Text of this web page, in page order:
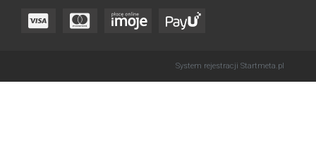
System rejestracji Startmeta.pl